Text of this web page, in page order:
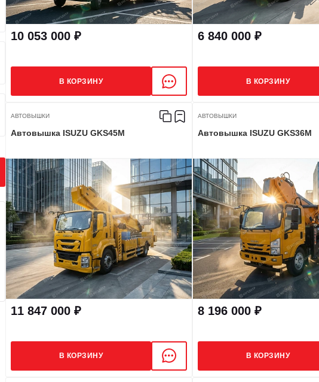
10 053 000 ₽
В КОРЗИНУ
6 840 000 ₽
В КОРЗИНУ
АВТОВЫШКИ
Автовышка ISUZU GKS45M
11 847 000 ₽
В КОРЗИНУ
АВТОВЫШКИ
Автовышка ISUZU GKS36M
8 196 000 ₽
В КОРЗИНУ